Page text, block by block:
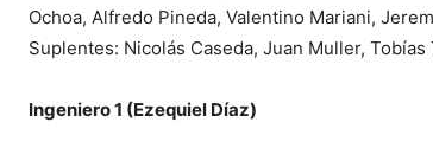
Ochoa, Alfredo Pineda, Valentino Mariani,
Suplentes: Nicolás Caseda, Juan Muller,
Ingeniero 1 (Ezequiel Díaz)